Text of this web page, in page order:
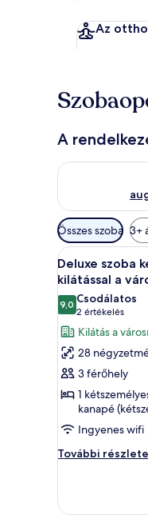
Az
A
A ma esti
Szobákhoz
rendelkezésre
álló
szűrők
Összes szoba 3+
A
következő
szoba
összes
képének
Deluxe
szoba
vagy
két
külön
a
8
Deluxe szoba
kilátással a
9,010-ből 9,0
Csodálatos
2 értékelés
(2
értékelés)
Kilátás a
28
3 férőhely
1
kanapé
Ingyenes wifi
További
Deluxe
két